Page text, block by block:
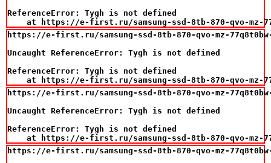
ReferenceError: Tygh is not defined
at https://e-first.ru/samsung-ssd-8tb-870-qvo-mz-
https://e-first.ru/samsung-ssd-8tb-870-qvo-mz-
Uncaught ReferenceError: Tygh is not defined
ReferenceError: Tygh is not defined
at https://e-first.ru/samsung-ssd-8tb-870-qvo-mz-
https://e-first.ru/samsung-ssd-8tb-870-qvo-mz-
Uncaught ReferenceError: Tygh is not defined
ReferenceError: Tygh is not defined
at https://e-first.ru/samsung-ssd-8tb-870-qvo-mz-
https://e-first.ru/samsung-ssd-8tb-870-qvo-mz-